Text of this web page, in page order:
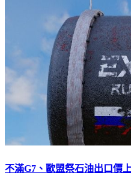
不滿G7、歐盟祭石油出口價